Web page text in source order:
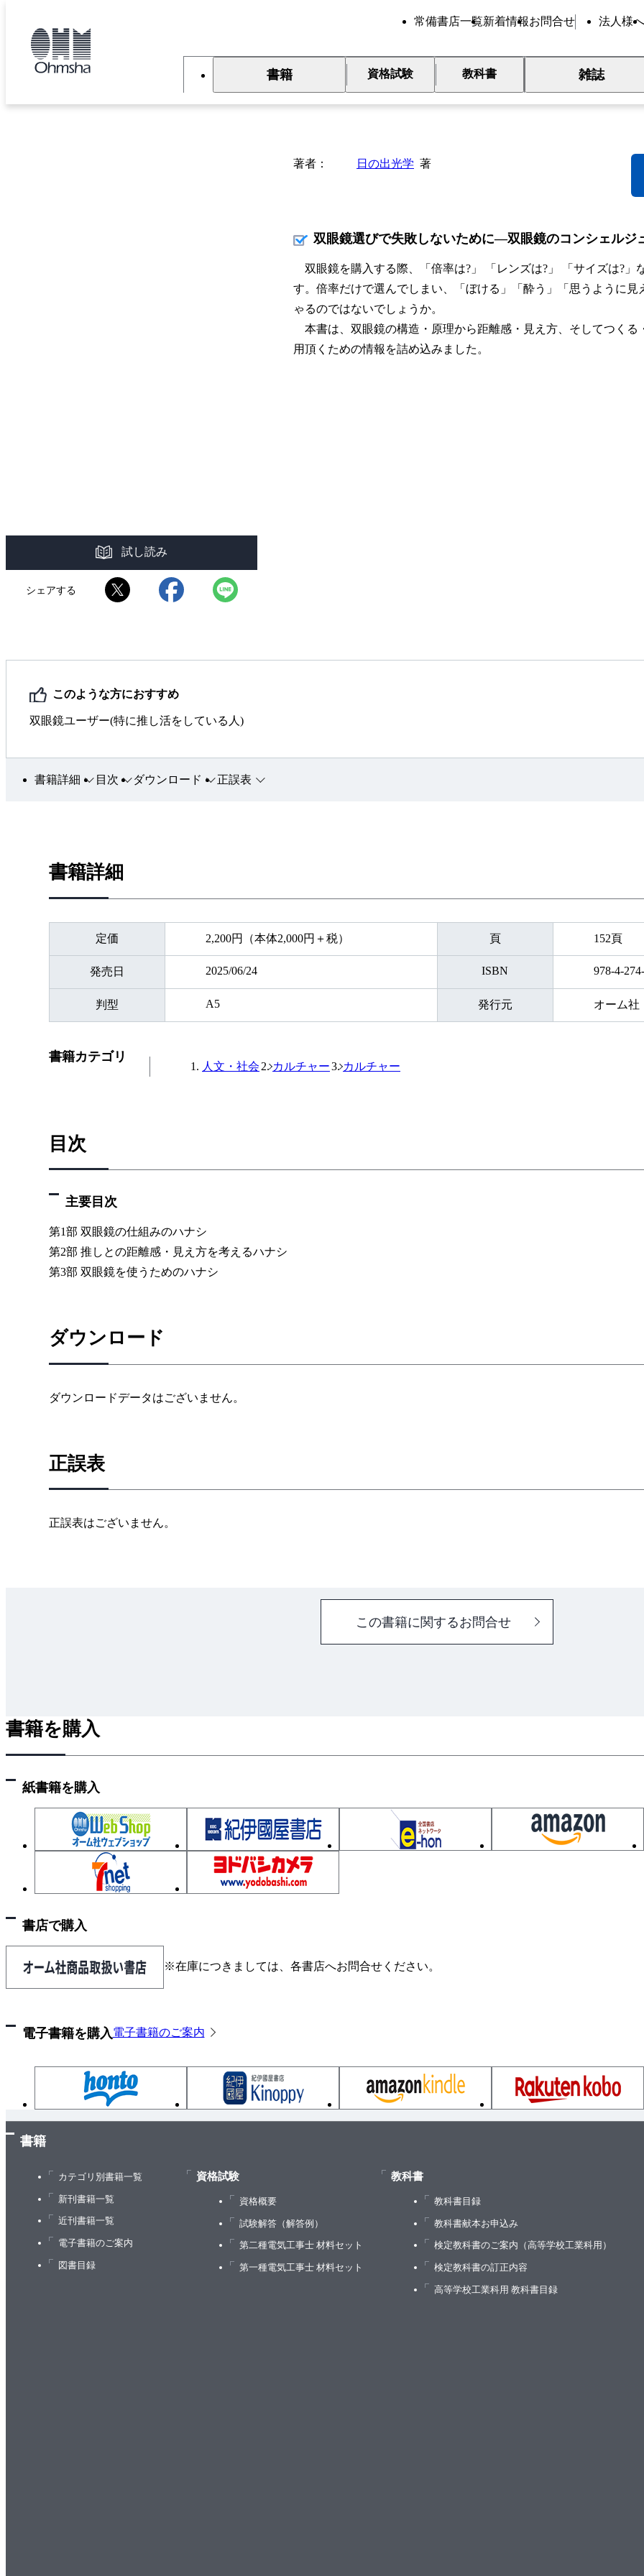
常備書店一覧新着情報お問合せ 法人様へ
書籍 資格試験 教科書 雑誌
双眼鏡の推しごと
試し読み
シェアする
著者 日の出光学 著
双眼鏡選びで失敗しないために—双眼鏡のコンシェルジ
双眼鏡を購入する際、「倍率は?」 「レンズは?」 「サイズは?」
す。倍率だけで選んでしまい、「ぼける」「酔う」「思うように
ゃるのではないでしょうか。
本書は、双眼鏡の構造・原理から距離感・見え方、そしてつくる
用頂くための情報を詰め込みました。
このような方におすすめ
双眼鏡ユーザー(特に推し活をしている人)
書籍詳細 目次 ダウンロード 正誤表
書籍詳細
定価 2,200円（本体2,000円＋税） 頁 152頁
発売日 2025/06/24 ISBN 978-4-
判型 A5 発行元 オーム社
書籍カテゴリ
人文・社会 カルチャー カルチャー
目次
主要目次
第1部 双眼鏡の仕組みのハナシ
第2部 推しとの距離感・見え方を考えるハナシ
第3部 双眼鏡を使うためのハナシ
ダウンロード
ダウンロードデータはございません。
正誤表
正誤表はございません。
この書籍に関するお問合せ
書籍を購入
紙書籍を購入
書店で購入
※在庫につきましては、各書店へお問合せください。
電子書籍を購入電子書籍のご案内
書籍
カテゴリ別書籍一覧
新刊書籍一覧
近刊書籍一覧
電子書籍のご案内
図書目録
資格試験
資格概要
試験解答（解答例）
第二種電気工事士 材料セット
第一種電気工事士 材料セット
教科書
教科書目録
教科書献本お申込み
検定教科書のご案内（高等学校工業科用）
検定教科書の訂正内容
高等学校工業科用 教科書目録